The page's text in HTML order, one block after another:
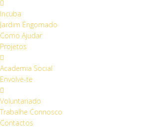
Incuba
Jardim Engomado
Como Ajudar
Projetos
Academia Social
Envolve-te
Voluntariado
Trabalhe Connosco
Contactos